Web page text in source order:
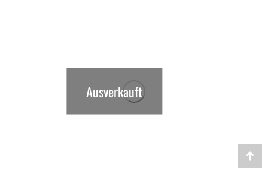
Ausverkauft
Go